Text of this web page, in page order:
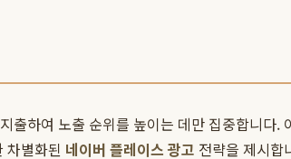
하여 노출 순위를 높이는 데만 집중합니다.
차별화된 네이버 플레이스 광고 전략을 제시합